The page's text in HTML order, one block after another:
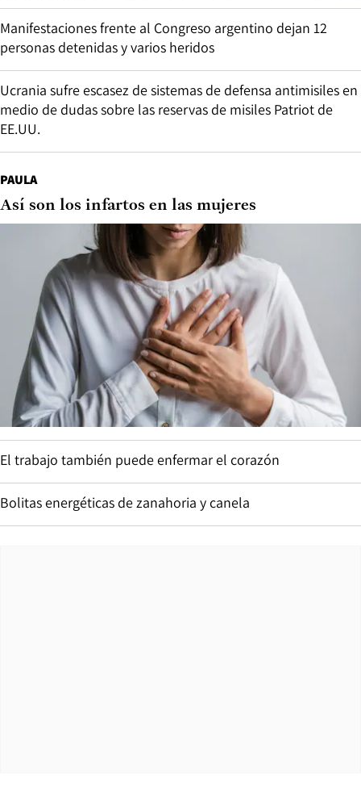
Manifestaciones frente al Congreso argentino dejan 12
personas detenidas y varios heridos
Ucrania sufre escasez de sistemas de defensa antimisiles en
medio de dudas sobre las reservas de misiles Patriot de
EE.UU.
PAULA
Así son los infartos en las mujeres
El trabajo también puede enfermar el corazón
Bolitas energéticas de zanahoria y canela